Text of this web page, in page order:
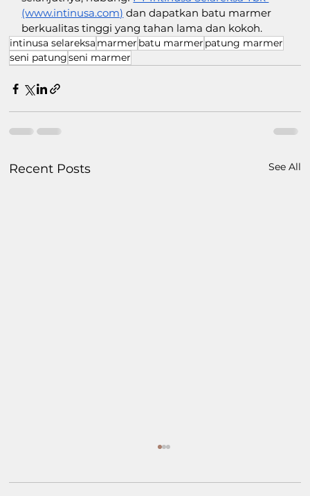
(www.intinusa.com) dan dapatkan batu marmer
berkualitas tinggi yang tahan lama dan kokoh.
intinusa selareksa marmer batu marmer patung marmer
seni patungseni marmer
Recent Posts See All